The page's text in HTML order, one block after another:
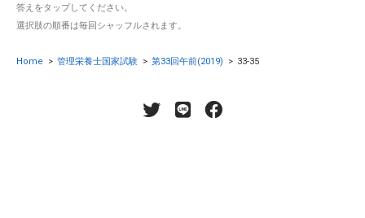
答えをタップしてください。
選択肢の順番は毎回シャッフルされます。
Home > 管理栄養士国家試験 > 第33回午前(2019) > 33-35